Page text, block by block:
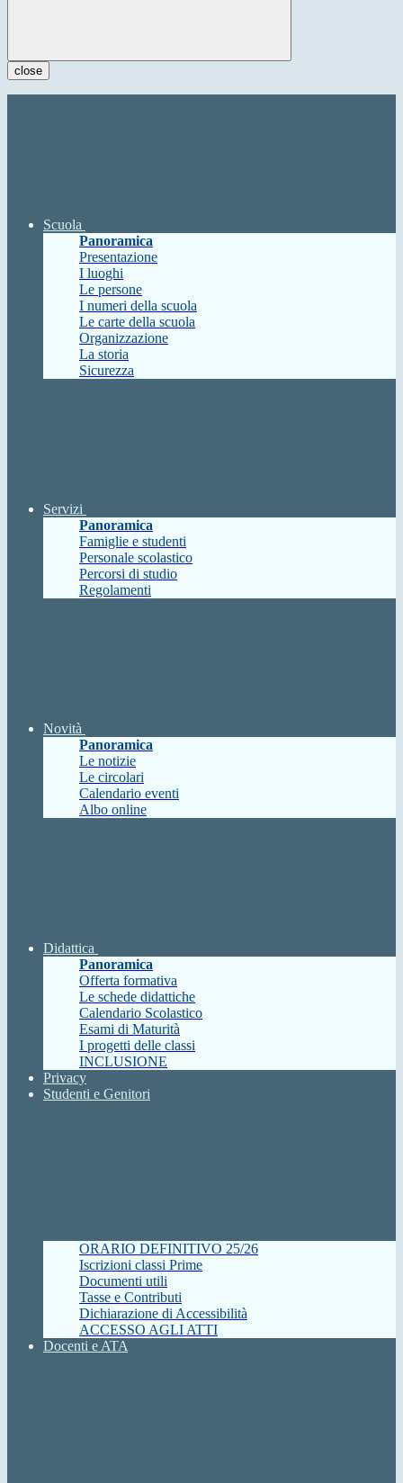
close
Scuola
Panoramica
Presentazione
I luoghi
Le persone
I numeri della scuola
Le carte della scuola
Organizzazione
La storia
Sicurezza
Servizi
Panoramica
Famiglie e studenti
Personale scolastico
Percorsi di studio
Regolamenti
Novità
Panoramica
Le notizie
Le circolari
Calendario eventi
Albo online
Didattica
Panoramica
Offerta formativa
Le schede didattiche
Calendario Scolastico
Esami di Maturità
I progetti delle classi
INCLUSIONE
Privacy
Studenti e Genitori
ORARIO DEFINITIVO 25/26
Iscrizioni classi Prime
Documenti utili
Tasse e Contributi
Dichiarazione di Accessibilità
ACCESSO AGLI ATTI
Docenti e ATA